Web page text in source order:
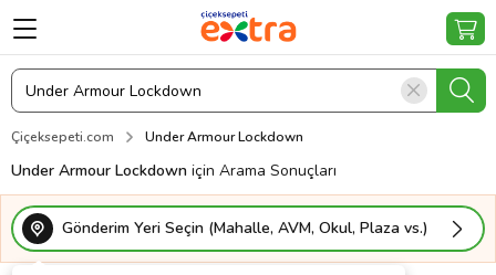
Çiçeksepeti.com Under Armour Lockdown
Under Armour Lockdown için Arama Sonuçları
Gönderim Yeri Seçin (Mahalle, AVM, Okul, Plaza vs.)